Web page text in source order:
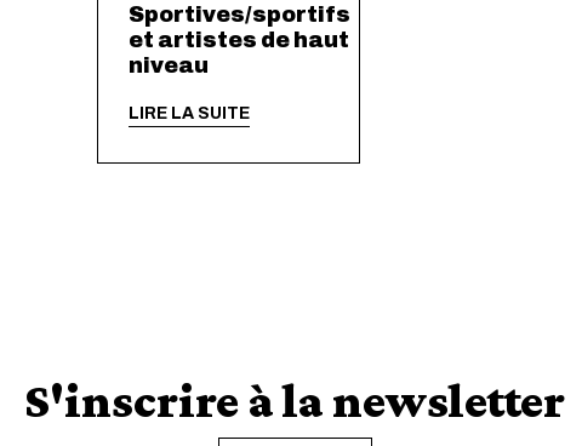
Sportives/sportifs
et artistes de haut
niveau
LIRE LA SUITE
S'inscrire à la newsletter